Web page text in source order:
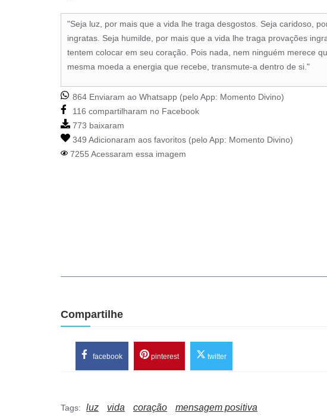
"Seja luz, por mais que a vida lhe traga desgostos. Seja caridoso,
ingratas. Seja humilde, por mais que a vida lhe traga provações
tentem colocar em seu coração. Pois nada, nem ninguém merece
mesma moeda a energia que recebe, transmute-a dentro de si."
864 Enviaram ao Whatsapp (pelo App: Momento Divino)
116 compartilharam no Facebook
773 baixaram
349 Adicionaram aos favoritos (pelo App: Momento Divino)
7255 Acessaram essa imagem
Compartilhe
facebook pinterest twitter
Tags: luz vida coração mensagem positiva